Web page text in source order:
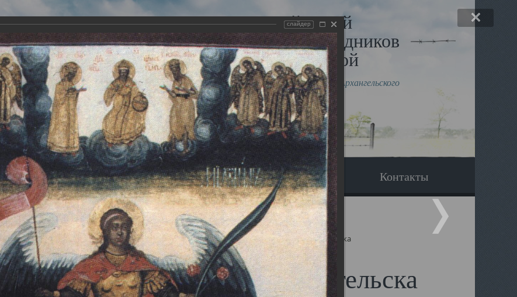
Виртуальный музей
Новомучеников и исповедников
Земли Архангельской
Сайт создан по благословлению митрополита Архангельского
и Холмогорского Даниила
Наследники Галерея Вопрос-ответ Контакты
Главная Галерея Храмы-мученики Архангельска Свято-Троицкий собор Архангельска
Свято-Троицкий собор Архангельска
слайдер